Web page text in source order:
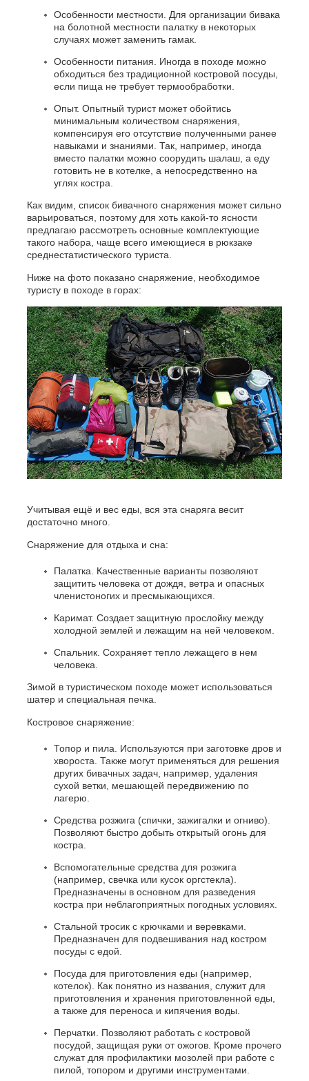
Особенности местности. Для организации бивака
на болотной местности палатку в некоторых
случаях может заменить гамак.
Особенности питания. Иногда в походе можно
обходиться без традиционной костровой посуды,
если пища не требует термообработки.
Опыт. Опытный турист может обойтись
минимальным количеством снаряжения,
компенсируя его отсутствие полученными ранее
навыками и знаниями. Так, например, иногда
вместо палатки можно соорудить шалаш, а еду
готовить не в котелке, а непосредственно на
углях костра.
Как видим, список бивачного снаряжения может сильно
варьироваться, поэтому для хоть какой-то ясности
предлагаю рассмотреть основные комплектующие
такого набора, чаще всего имеющиеся в рюкзаке
среднестатистического туриста.
Ниже на фото показано снаряжение, необходимое
туристу в походе в горах:
Учитывая ещё и вес еды, вся эта снаряга весит
достаточно много.
Снаряжение для отдыха и сна:
Палатка. Качественные варианты позволяют
защитить человека от дождя, ветра и опасных
членистоногих и пресмыкающихся.
Каримат. Создает защитную прослойку между
холодной землей и лежащим на ней человеком.
Спальник. Сохраняет тепло лежащего в нем
человека.
Зимой в туристическом походе может использоваться
шатер и специальная печка.
Костровое снаряжение:
Топор и пила. Используются при заготовке дров и
хвороста. Также могут применяться для решения
других бивачных задач, например, удаления
сухой ветки, мешающей передвижению по
лагерю.
Средства розжига (спички, зажигалки и огниво).
Позволяют быстро добыть открытый огонь для
костра.
Вспомогательные средства для розжига
(например, свечка или кусок оргстекла).
Предназначены в основном для разведения
костра при неблагоприятных погодных условиях.
Стальной тросик с крючками и веревками.
Предназначен для подвешивания над костром
посуды с едой.
Посуда для приготовления еды (например,
котелок). Как понятно из названия, служит для
приготовления и хранения приготовленной еды,
а также для переноса и кипячения воды.
Перчатки. Позволяют работать с костровой
посудой, защищая руки от ожогов. Кроме прочего
служат для профилактики мозолей при работе с
пилой, топором и другими инструментами.